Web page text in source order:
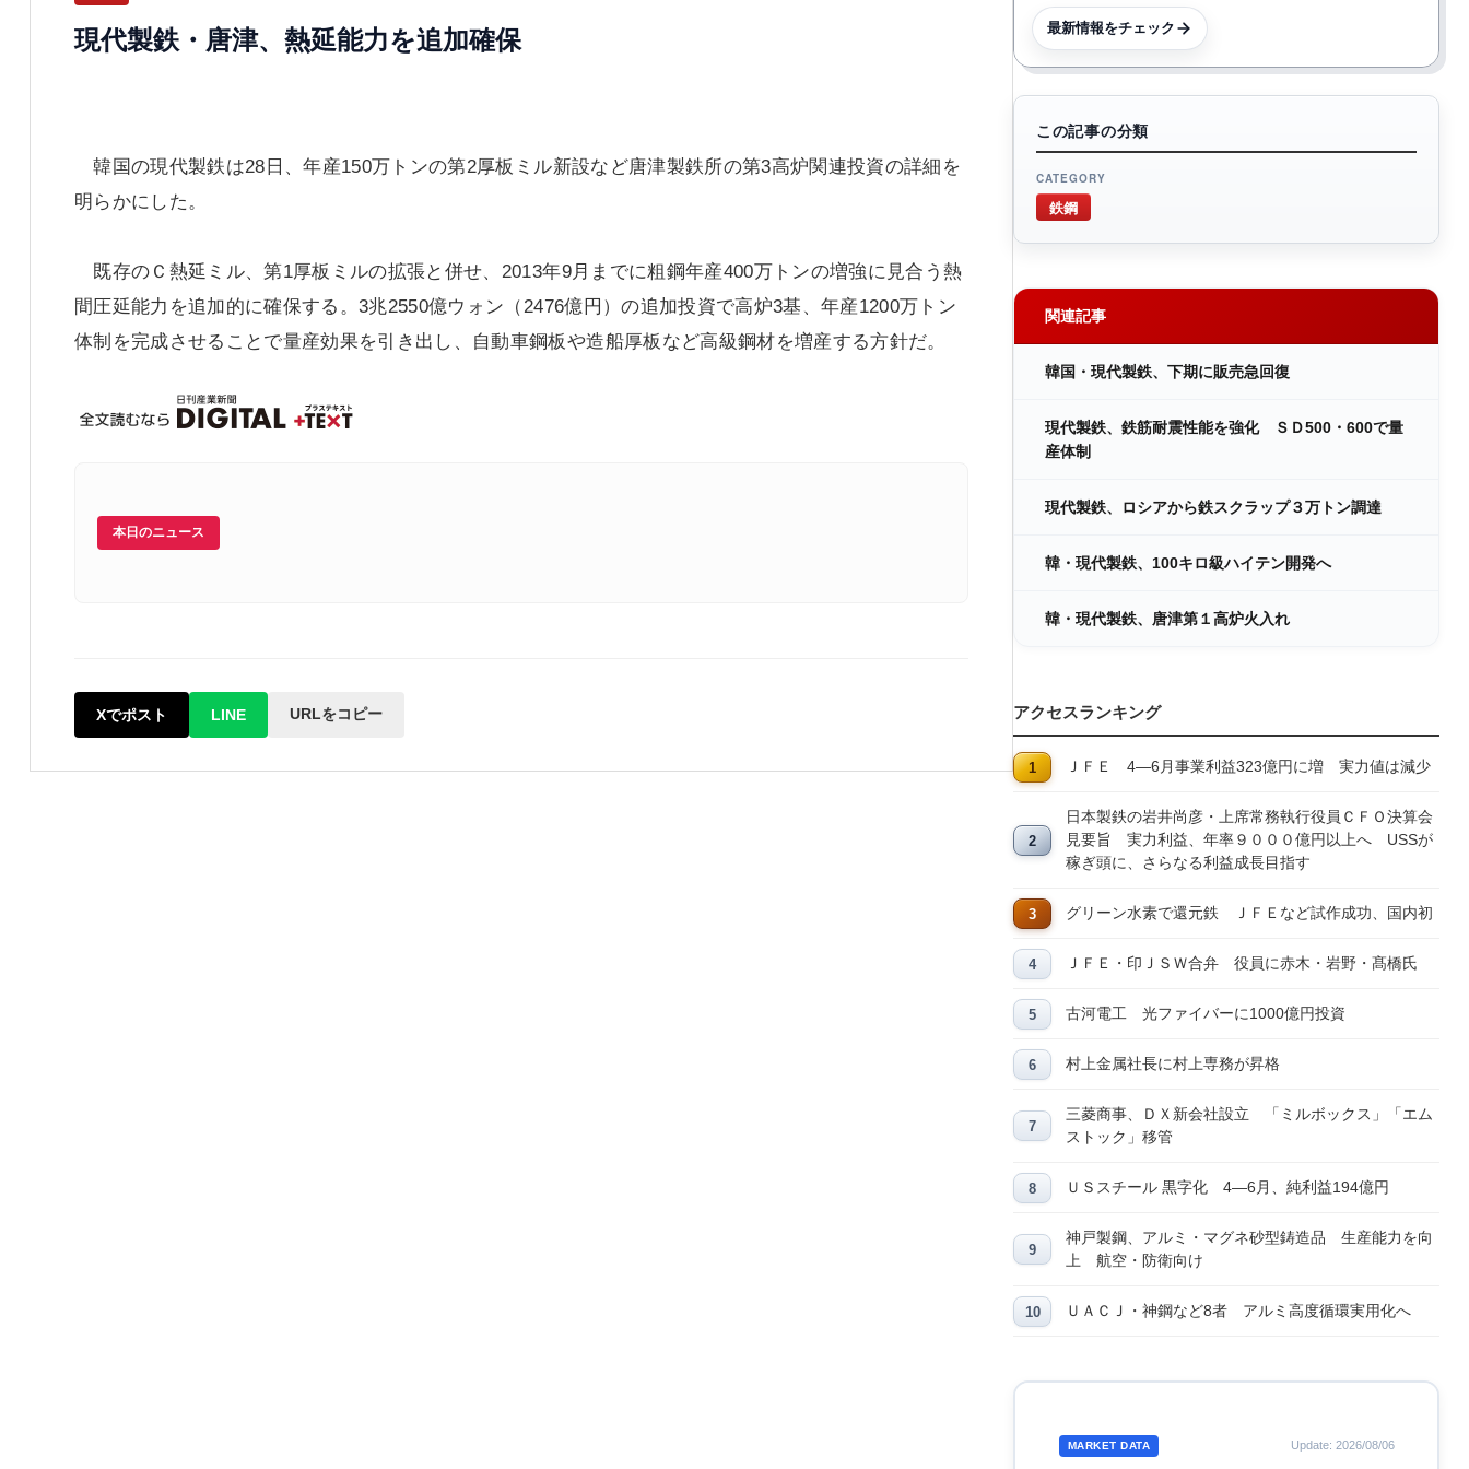
現代製鉄・唐津、熱延能力を追加確保
韓国の現代製鉄は28日、年産150万トンの第2厚板ミル新設など唐津製鉄所の第3高炉関連投資の詳細を
明らかにした。
既存のＣ熱延ミル、第1厚板ミルの拡張と併せ、2013年9月までに粗鋼年産400万トンの増強に見合う熱
間圧延能力を追加的に確保する。3兆2550億ウォン（2476億円）の追加投資で高炉3基、年産1200万トン
体制を完成させることで量産効果を引き出し、自動車鋼板や造船厚板など高級鋼材を増産する方針だ。
本日のニュース
Xでポスト LINE URLをコピー
最新情報をチェック
この記事の分類
CATEGORY
鉄鋼
関連記事
韓国・現代製鉄、下期に販売急回復
現代製鉄、鉄筋耐震性能を強化 ＳＤ500・600で量
産体制
現代製鉄、ロシアから鉄スクラップ３万トン調達
韓・現代製鉄、100キロ級ハイテン開発へ
韓・現代製鉄、唐津第１高炉火入れ
アクセスランキング
ＪＦＥ 4―6月事業利益323億円に増 実力値は減少
日本製鉄の岩井尚彦・上席常務執行役員ＣＦＯ決算会
見要旨 実力利益、年率９０００億円以上へ USSが
稼ぎ頭に、さらなる利益成長目指す
グリーン水素で還元鉄 ＪＦＥなど試作成功、国内初
ＪＦＥ・印ＪＳＷ合弁 役員に赤木・岩野・髙橋氏
古河電工 光ファイバーに1000億円投資
村上金属社長に村上専務が昇格
三菱商事、ＤＸ新会社設立 「ミルボックス」「エム
ストック」移管
ＵＳスチール 黒字化 4―6月、純利益194億円
神戸製鋼、アルミ・マグネ砂型鋳造品 生産能力を向
上 航空・防衛向け
ＵＡＣＪ・神鋼など8者 アルミ高度循環実用化へ
MARKET DATA Update: 2026/08/06